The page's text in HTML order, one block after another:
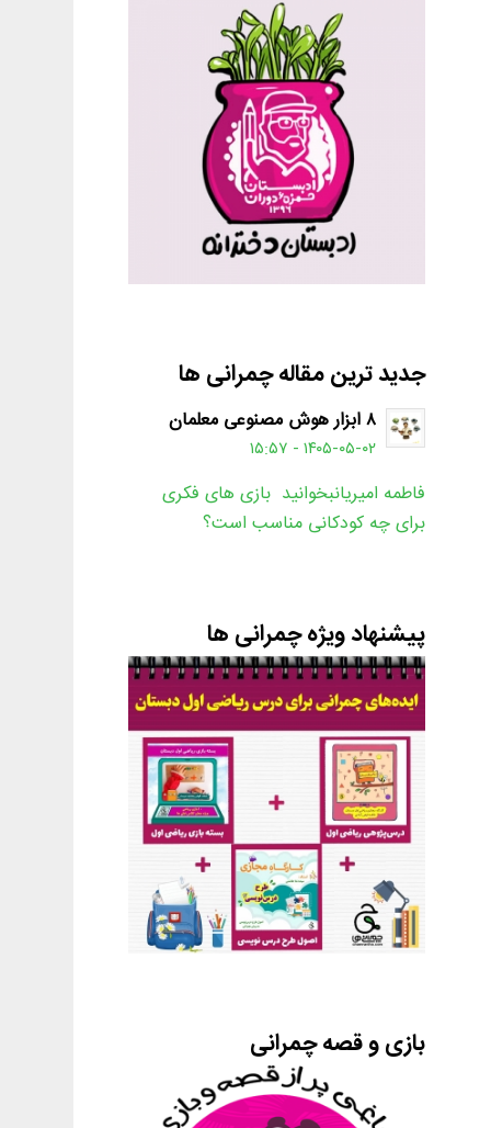
جدید ترین مقاله چمرانی ها
۸ ابزار هوش مصنوعی معلمان
۱۴۰۵-۰۵-۰۲ - ۱۵:۵۷
فاطمه امیریانبخوانید بازی های فکری
برای چه کودکانی مناسب است؟
پیشنهاد ویژه چمرانی ها
بازی و قصه چمرانی